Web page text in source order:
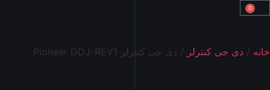
0
خانه / دی جی کنترلر / دی جی کنترلر Pioneer DDJ-REV1